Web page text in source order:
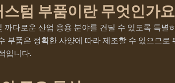
스텀 부품이란 무엇인가
까다로운 산업 응용 분야를 견딜 수 있도록 특별
부품은 정확한 사양에 따라 제조할 수 있으므로
입니다.